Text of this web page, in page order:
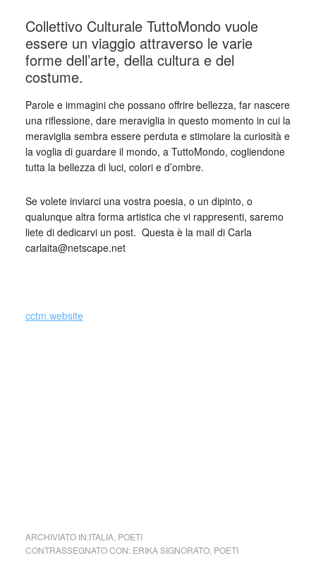
Collettivo Culturale TuttoMondo vuole
essere un viaggio attraverso le varie
forme dell’arte, della cultura e del
costume.
Parole e immagini che possano offrire bellezza, far nascere
una riflessione, dare meraviglia in questo momento in cui la
meraviglia sembra essere perduta e stimolare la curiosità e
la voglia di guardare il mondo, a TuttoMondo, cogliendone
tutta la bellezza di luci, colori e d’ombre.
Se volete inviarci una vostra poesia, o un dipinto, o
qualunque altra forma artistica che vi rappresenti, saremo
liete di dedicarvi un post. Questa è la mail di Carla
carlaita@netscape.net
cctm.website
ARCHIVIATO IN:ITALIA, POETI
CONTRASSEGNATO CON: ERIKA SIGNORATO, POETI